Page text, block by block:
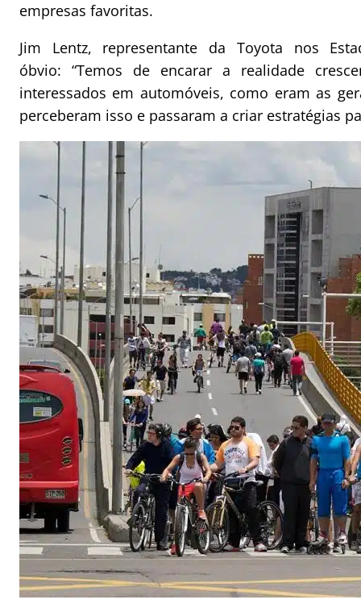
empresas favoritas.
Jim Lentz, representante da Toyota nos
óbvio: “Temos de encarar a realidade
interessados em automóveis, como eram as
perceberam isso e passaram a criar estratégias